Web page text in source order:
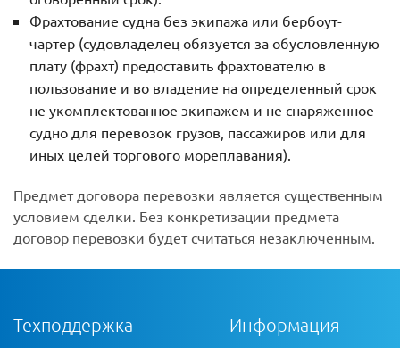
Фрахтование судна без экипажа или бербоут-
чартер (судовладелец обязуется за обусловленную
плату (фрахт) предоставить фрахтователю в
пользование и во владение на определенный срок
не укомплектованное экипажем и не снаряженное
судно для перевозок грузов, пассажиров или для
иных целей торгового мореплавания).
Предмет договора перевозки является существенным
условием сделки. Без конкретизации предмета
договор перевозки будет считаться незаключенным.
Техподдержка Информация